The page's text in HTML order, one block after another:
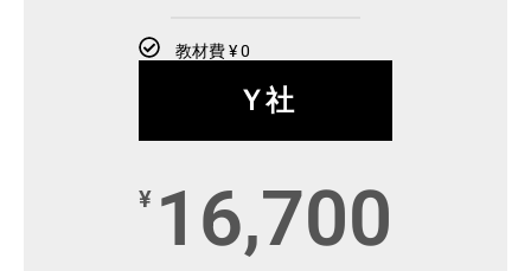
教材費 ¥ 0
Ｙ社
¥ 16,700